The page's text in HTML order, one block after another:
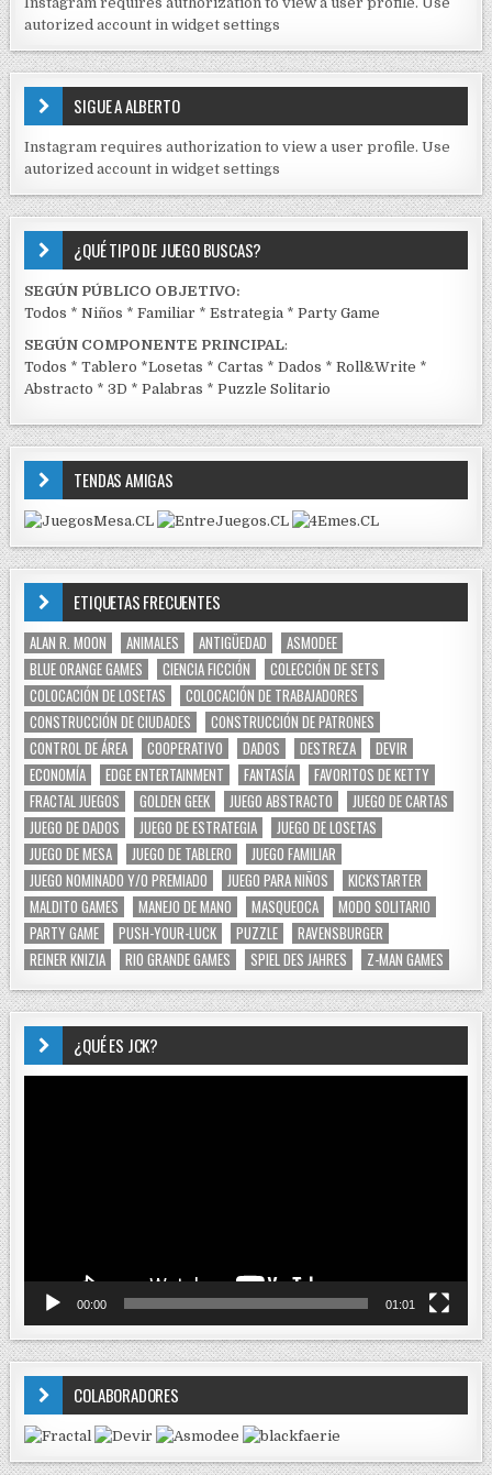
D
S
E
J
C
K
autorized account in widget settings
SIGUE A ALBERTO
Instagram requires authorization to view a user profile. Use
autorized account in widget settings
¿QUÉ TIPO DE JUEGO BUSCAS?
SEGÚN PÚBLICO OBJETIVO:
Todos *Niños *Familiar *Estrategia *Party Game
SEGÚN COMPONENTE PRINCIPAL:
Todos *Tablero *Losetas *Cartas *Dados *Roll&Write *
Abstracto *3D *Palabras *Puzzle Solitario
TENDAS AMIGAS
ETIQUETAS FRECUENTES
ALAN R. MOON ANIMALES ANTIGÜEDAD
ASMODEE
BLUE ORANGE GAMES
CIENCIA FICCIÓN
COLECCIÓN DE SETS
COLOCACIÓN DE LOSETAS
COLOCACIÓN DE TRABAJADORES
CONSTRUCCIÓN DE CIUDADES
CONSTRUCCIÓN DE PATRONES
CONTROL DE ÁREA
COOPERATIVO DADOS DESTREZA
DEVIR
ECONOMÍA
EDGE ENTERTAINMENT FANTASÍA
FAVORITOS DE KETTY
FRACTAL JUEGOS
GOLDEN GEEK JUEGO ABSTRACTO
JUEGO DE CARTAS
JUEGO DE DADOS
JUEGO DE ESTRATEGIA
JUEGO DE LOSETAS
JUEGO DE MESA
JUEGO DE TABLERO
JUEGO FAMILIAR
JUEGO NOMINADO Y/O PREMIADO
JUEGO PARA NIÑOS
KICKSTARTER
MALDITO GAMES
MANEJO DE MANO MASQUEOCA
MODO SOLITARIO
PARTY GAME
PUSH-YOUR-LUCK PUZZLE
RAVENSBURGER
REINER KNIZIA
RIO GRANDE GAMES SPIEL DES JAHRES Z-MAN GAMES
¿QUÉ ES JCK?
00:00 01:01
COLABORADORES